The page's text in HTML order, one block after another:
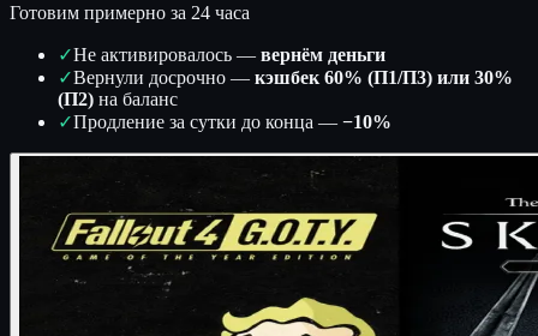
Готовим примерно за 24 часа
✓Не активировалось — вернём деньги
✓Вернули досрочно — кэшбек 60% (П1/П3) или 30%
(П2) на баланс
✓Продление за сутки до конца — −10%